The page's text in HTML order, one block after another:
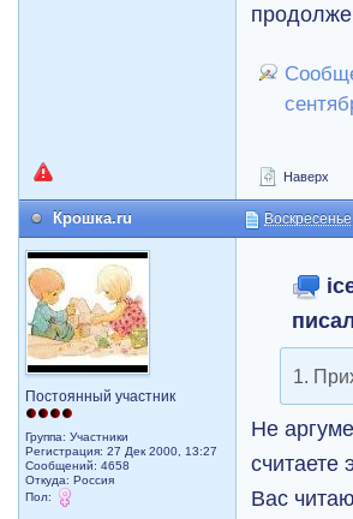
Наверх
Крошка.ru
Постоянный участник
Группа: Участники
Регистрация: 27 Дек 2000, 13:27
Сообщений: 4658
Откуда: Россия
Пол:
1.
Не
считаете
Вас